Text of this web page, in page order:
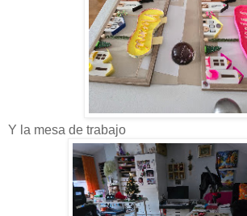
Y la mesa de trabajo